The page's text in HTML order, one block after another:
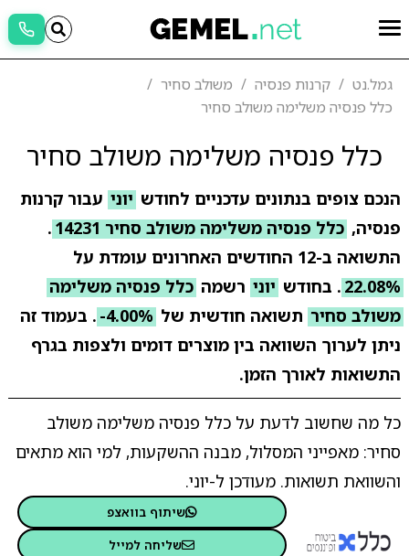
גמל.נט קרנות פנסיה
משולב סחיר
כלל פנסיה משלימה משולב סחיר
כלל פנסיה משלימה משולב סחיר
הנכם צופים בנתונים עדכניים לחודש יוני עבור קרנות
פנסיה, כלל פנסיה משלימה משולב סחיר 14231
.
התשואה ב-12 החודשים האחרונים עומדת על
22.08% . בחודש יוני רשמה כלל פנסיה משלימה
משולב סחיר תשואה חודשית של -4.00% . בעמוד זה
ניתן לערוך השוואה בין מוצרים דומים ולצפות בגרף
התשואות לאורך הזמן.
כל מה שחשוב לדעת על כלל פנסיה משלימה משולב
סחיר: מאפייני המסלול, מבנה ההשקעות, למי הוא מתאים
והשוואת תשואות. מעודכן ל-יוני.
שיתוף בוואצפ
שליחה למייל